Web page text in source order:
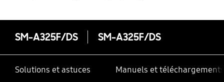
SM-A325F/DS SM-A325F/DS
Solutions et astuces Manuels et téléchargements